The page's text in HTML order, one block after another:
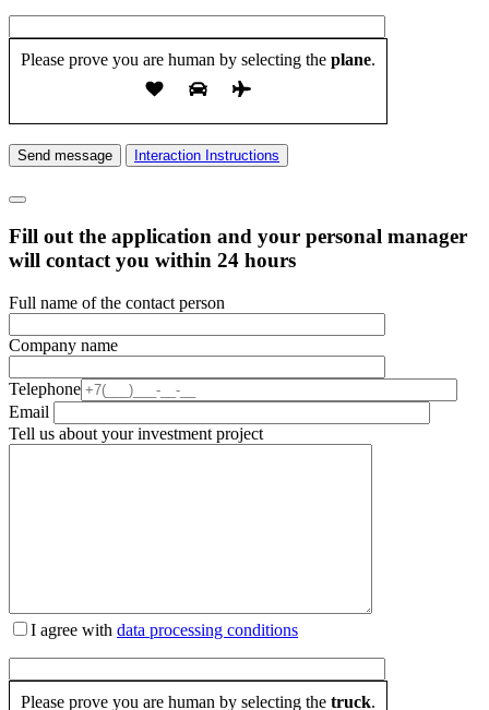
Please prove you are human by selecting the plane.
Send message Interaction Instructions
Fill out the application and your personal manager
will contact you within 24 hours
Full name of the contact person
Company name
Telephone
Email
Tell us about your investment project
I agree with data processing conditions
Please prove you are human by selecting the truck.